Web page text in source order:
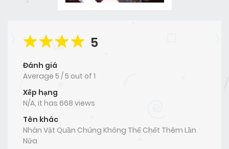
5
Đánh giá
Average 5 /5 out of 1
Xếp hạng
N/A, it has 668 views
Tên khác
Nhân Vật Quần Chúng Không Thể Chết Thêm Lần
Nữa